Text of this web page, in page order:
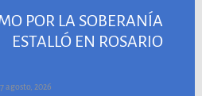
POR LA SOBERANÍA
ESTALLÓ EN ROSARIO
7 agosto, 2026